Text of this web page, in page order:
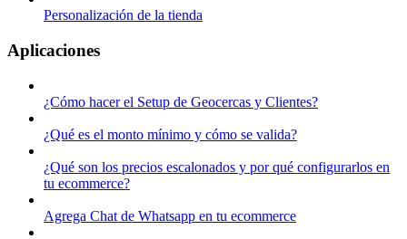
Personalización de la tienda
Aplicaciones
¿Cómo hacer el Setup de Geocercas y Clientes?
¿Qué es el monto mínimo y cómo se valida?
¿Qué son los precios escalonados y por qué configurarlos en
tu ecommerce?
Agrega Chat de Whatsapp en tu ecommerce